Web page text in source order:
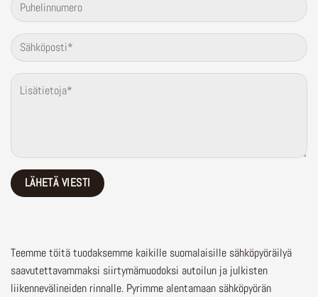
Teemme töitä tuodaksemme kaikille suomalaisille sähköpyöräilyä
saavutettavammaksi siirtymämuodoksi autoilun ja julkisten
liikennevälineiden rinnalle. Pyrimme alentamaan sähköpyörän